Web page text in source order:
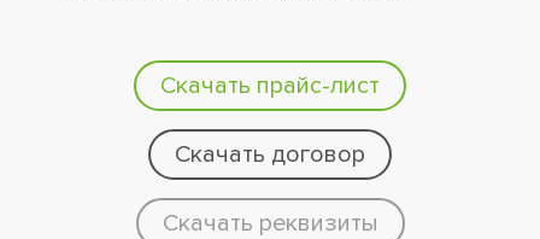
Скачать прайс-лист
Скачать договор
Скачать реквизиты